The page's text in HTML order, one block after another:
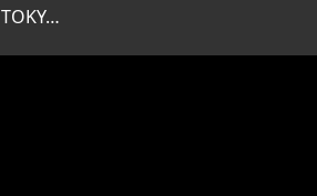
TOKY…